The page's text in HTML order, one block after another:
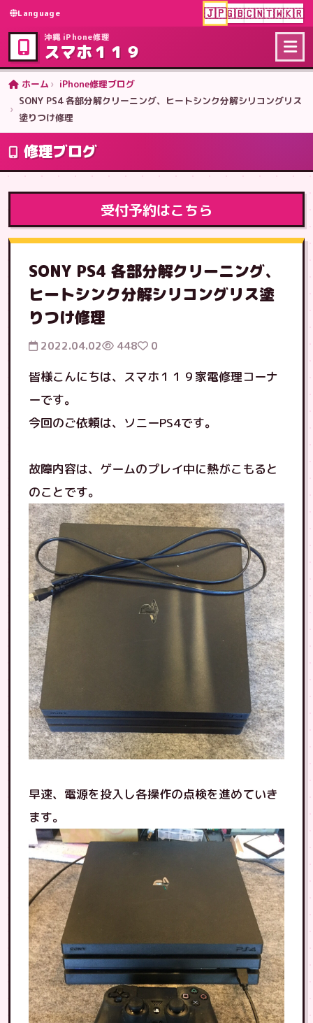
Language 🇯🇵🇬🇧🇨🇳🇹🇼🇰🇷
沖縄 iPhone修理
スマホ１１９
ホーム
iPhone修理ブログ
SONY PS4 各部分解クリーニング、ヒートシンク分解シリコングリス
塗りつけ修理
修理ブログ
受付予約はこちら
SONY PS4 各部分解クリーニング、
ヒートシンク分解シリコングリス塗
りつけ修理
2022.04.02 448 0
皆様こんにちは、スマホ１１９家電修理コーナ
ーです。
今回のご依頼は、ソニーPS4です。
故障内容は、ゲームのプレイ中に熱がこもると
のことです。
早速、電源を投入し各操作の点検を進めていき
ます。